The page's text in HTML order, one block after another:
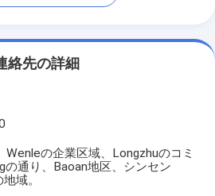
絡先の詳細
Wenleの企業区域、Longzhuのコミ
の通り、Baoan地区、シンセン
域。